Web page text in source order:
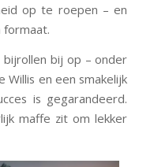
op te roepen – en
formaat.
bij op – onder
en een smakelijk
is gegarandeerd.
maffe zit om lekker